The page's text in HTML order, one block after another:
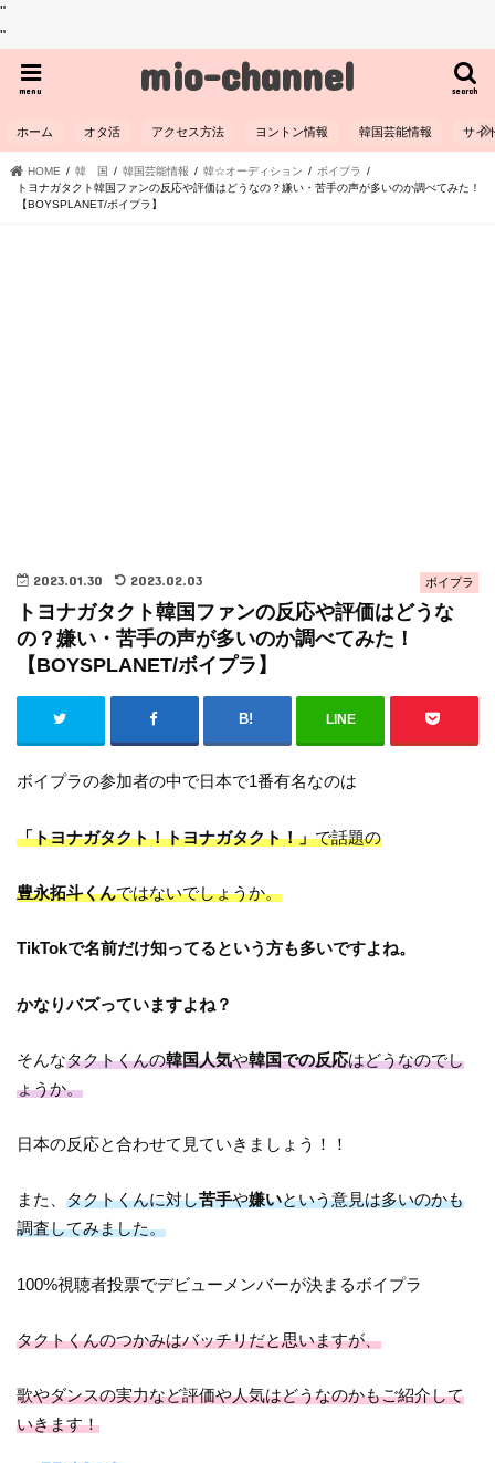
"
"
mio-channel search
menu
ホーム オタ活 アクセス方法 ヨントン情報 韓国芸能情報 サイ
HOME 韓 国 韓国芸能情報 韓☆オーディション
ボイプラ
トヨナガタクト韓国ファンの反応や評価はどうなの？嫌い・苦手の声が多いのか調べてみた！
【BOYSPLANET/ボイプラ】
ボイプラ
2023.01.30 2023.02.03
トヨナガタクト韓国ファンの反応や評価はどうな
の？嫌い・苦手の声が多いのか調べてみた！
【BOYSPLANET/ボイプラ】
LINE
ボイプラの参加者の中で日本で1番有名なのは
「トヨナガタクト！トヨナガタクト！」で話題の
豊永拓斗くんではないでしょうか。
TikTokで名前だけ知ってるという方も多いですよね。
かなりバズっていますよね？
そんなタクトくんの韓国人気や韓国での反応はどうなのでし
ょうか。
日本の反応と合わせて見ていきましょう！！
また、タクトくんに対し苦手や嫌いという意見は多いのかも
調査してみました。
100%視聴者投票でデビューメンバーが決まるボイプラ
タクトくんのつかみはバッチリだと思いますが、
歌やダンスの実力など評価や人気はどうなのかもご紹介して
いきます！